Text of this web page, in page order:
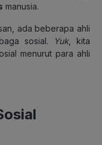
manusia.
ada beberapa ahli
sosial.
Yuk, kita
menurut para ahli